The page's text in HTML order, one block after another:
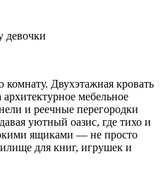
девочки
Двухэтажная кровать
мебельное
и реечные перегородки
уютный оазис, где тихо и
ящиками — не просто
для книг, игрушек и